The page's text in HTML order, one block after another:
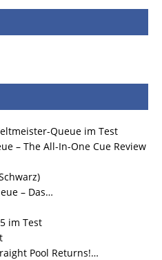
Queue im Test
– The All-In-One Cue Review
– Das…
im Test
Pool Returns!…